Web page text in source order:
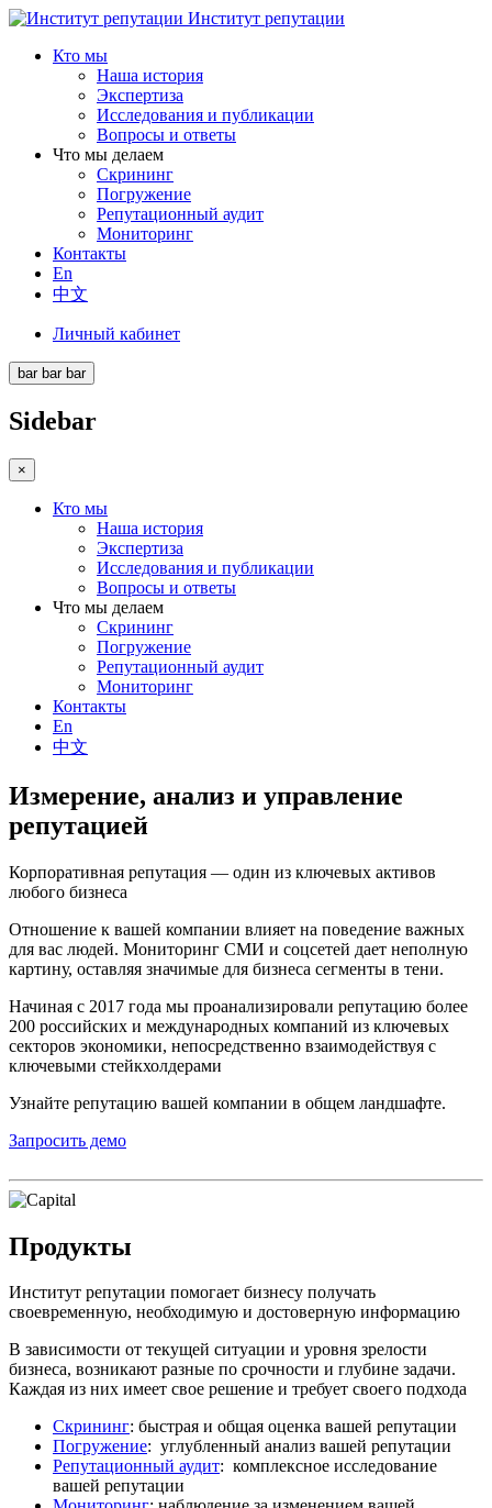
Институт репутации
Кто мы
Наша история
Экспертиза
Исследования и публикации
Вопросы и ответы
Что мы делаем
Скрининг
Погружение
Репутационный аудит
Мониторинг
Контакты
En
中文
Личный кабинет
bar bar bar
Sidebar
×
Кто мы
Наша история
Экспертиза
Исследования и публикации
Вопросы и ответы
Что мы делаем
Скрининг
Погружение
Репутационный аудит
Мониторинг
Контакты
En
中文
Измерение, анализ и управление
репутацией
Корпоративная репутация — один из ключевых активов
любого бизнеса
Отношение к вашей компании влияет на поведение важных
для вас людей. Мониторинг СМИ и соцсетей дает неполную
картину, оставляя значимые для бизнеса сегменты в тени.
Начиная с 2017 года мы проанализировали репутацию более
200 российских и международных компаний из ключевых
секторов экономики, непосредственно взаимодействуя с
ключевыми стейкхолдерами
Узнайте репутацию вашей компании в общем ландшафте.
Запросить демо
Продукты
Институт репутации помогает бизнесу получать
своевременную, необходимую и достоверную информацию
В зависимости от текущей ситуации и уровня зрелости
бизнеса, возникают разные по срочности и глубине задачи.
Каждая из них имеет свое решение и требует своего подхода
Скрининг: быстрая и общая оценка вашей репутации
Погружение: углубленный анализ вашей репутации
Репутационный аудит: комплексное исследование
вашей репутации